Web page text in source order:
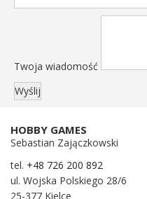
Twoja wiadomość
HOBBY GAMES
Sebastian Zajączkowski
tel. +48 726 200 892
ul. Wojska Polskiego 28/6
25-377 Kielce